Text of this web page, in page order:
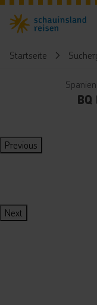
Startseite
Previous
Next